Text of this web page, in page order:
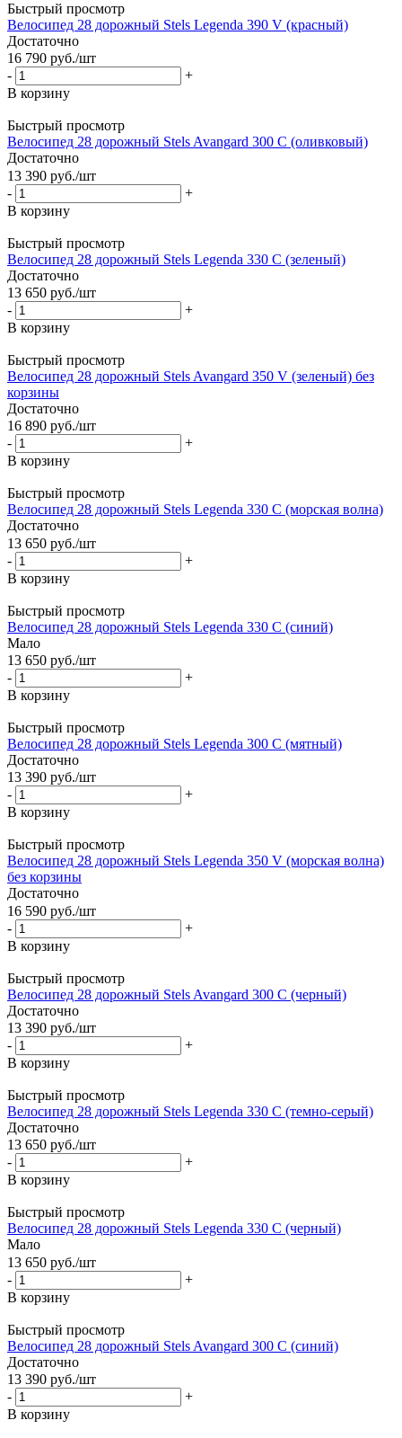
Быстрый просмотр
Велосипед 28 дорожный Stels Legenda 390 V (красный)
Достаточно
16 790 руб./шт
-
+
В корзину
Быстрый просмотр
Велосипед 28 дорожный Stels Avangard 300 С (оливковый)
Достаточно
13 390 руб./шт
-
+
В корзину
Быстрый просмотр
Велосипед 28 дорожный Stels Legenda 330 С (зеленый)
Достаточно
13 650 руб./шт
-
+
В корзину
Быстрый просмотр
Велосипед 28 дорожный Stels Avangard 350 V (зеленый) без
корзины
Достаточно
16 890 руб./шт
-
+
В корзину
Быстрый просмотр
Велосипед 28 дорожный Stels Legenda 330 С (морская волна)
Достаточно
13 650 руб./шт
-
+
В корзину
Быстрый просмотр
Велосипед 28 дорожный Stels Legenda 330 С (синий)
Мало
13 650 руб./шт
-
+
В корзину
Быстрый просмотр
Велосипед 28 дорожный Stels Legenda 300 С (мятный)
Достаточно
13 390 руб./шт
-
+
В корзину
Быстрый просмотр
Велосипед 28 дорожный Stels Legenda 350 V (морская волна)
без корзины
Достаточно
16 590 руб./шт
-
+
В корзину
Быстрый просмотр
Велосипед 28 дорожный Stels Avangard 300 С (черный)
Достаточно
13 390 руб./шт
-
+
В корзину
Быстрый просмотр
Велосипед 28 дорожный Stels Legenda 330 С (темно-серый)
Достаточно
13 650 руб./шт
-
+
В корзину
Быстрый просмотр
Велосипед 28 дорожный Stels Legenda 330 С (черный)
Мало
13 650 руб./шт
-
+
В корзину
Быстрый просмотр
Велосипед 28 дорожный Stels Avangard 300 С (синий)
Достаточно
13 390 руб./шт
-
+
В корзину